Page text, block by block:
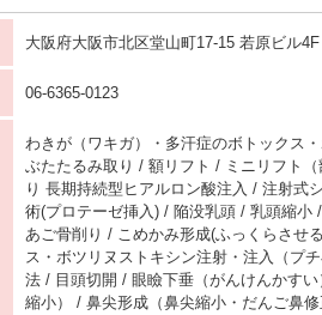
大阪府大阪市北区堂山町17-15 若原ビル4F
06-6365-0123
わきが（ワキガ）・多汗症のボトックス
ぶたたるみ取り / 額リフト / ミニリフト
り 長期持続型ヒアルロン酸注入 / 注射式
術(プロテーゼ挿入) / 陥没乳頭 / 乳頭縮
あご骨削り / こめかみ形成(ふっくらさせ
ス・ボツリヌストキシン注射・注入（プ
法 / 目頭切開 / 眼瞼下垂（がんけんかす
縮小） / 鼻尖形成（鼻尖縮小・だんご鼻